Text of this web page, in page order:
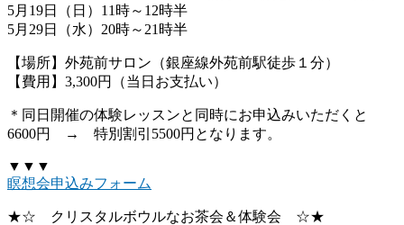
5月19日（日）11時～12時半
5月29日（水）20時～21時半
【場所】外苑前サロン（銀座線外苑前駅徒歩１分）
【費用】3,300円（当日お支払い）
＊同日開催の体験レッスンと同時にお申込みいただくと
6600円 → 特別割引5500円となります。
▼▼▼
瞑想会申込みフォーム
★☆ クリスタルボウルなお茶会＆体験会 ☆★